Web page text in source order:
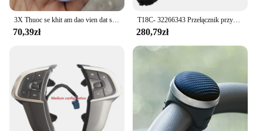
3X Thuoc se khit am dao vien dat se khit vung kin lam hong cobe
70,39zł
T18C- 32266343 Przełącznik przyciskowy na kierownicy do Volvo S60 S90 V90 XC90 XC60 Wielofunkcyjne klucze sterujące na kierownicy
280,79zł